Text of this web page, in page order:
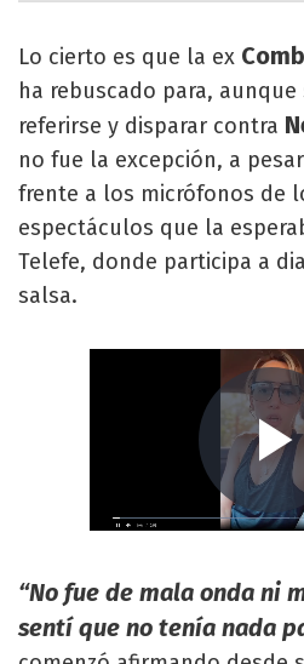
Lo cierto es que la ex
ha rebuscado para,
referirse y disparar contra
no fue la excepción, a
frente a los micrófonos de
espectáculos que la
Telefe, donde participa a
salsa.
“No fue de mala onda ni
sentí que no tenía nada